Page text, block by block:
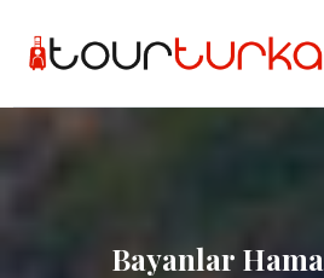
Bayanlar